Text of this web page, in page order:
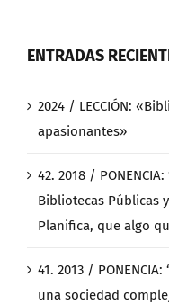
ENTRADAS
2024 / LECCIÓN:
apasionantes»
42. 2018 /
Bibliotecas Públicas
Planifica, que algo
41. 2013 /
una sociedad